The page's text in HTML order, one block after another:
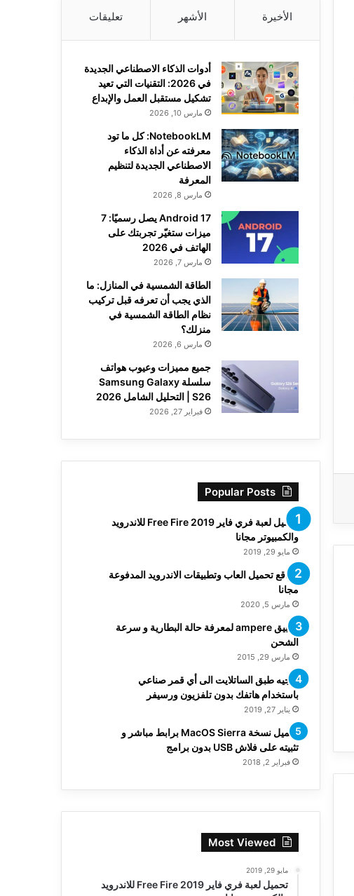
الأخيرة الأشهر تعليقات
أدوات الذكاء الاصطناعي الجديدة
في 2026: التقنيات التي تعيد
تشكيل مستقبل العمل والإبداع
مارس 10, 2026
NotebookLM: كل ما تود
معرفته عن أداة الذكاء
الاصطناعي الجديدة لتنظيم
المعرفة
مارس 8, 2026
Android 17 يصل رسميًا: 7
ميزات ستغيّر تجربتك على
الهاتف في 2026
مارس 7, 2026
الطاقة الشمسية في المنازل: ما
الذي يجب أن تعرفه قبل تركيب
نظام الطاقة الشمسية في
منزلك؟
مارس 6, 2026
جميع مميزات وعيوب هواتف
سلسلة Samsung Galaxy
S26 | التحليل الشامل 2026
فبراير 27, 2026
Popular Posts
تحميل لعبة فري فاير Free Fire 2019 للاندرويد
والكمبيوتر مجانا
مايو 29, 2019
مواقع تحميل العاب وتطبيقات الاندرويد المدفوعة
مجانا
مارس 5, 2020
تطبيق ampere لمعرفة حالة البطارية و سرعة
الشحن
مارس 29, 2015
توجيه طبق الساتلايت الى أي قمر صناعي
باستخدام هاتفك بدون تلفزيون ورسيفر
يناير 27, 2019
تحميل نسخة MacOS Sierra برابط مباشر و
تثبيته على فلاش USB بدون برامج
فبراير 2, 2018
Most Viewed
مايو 29, 2019
تحميل لعبة فري فاير Free Fire 2019 للاندرويد